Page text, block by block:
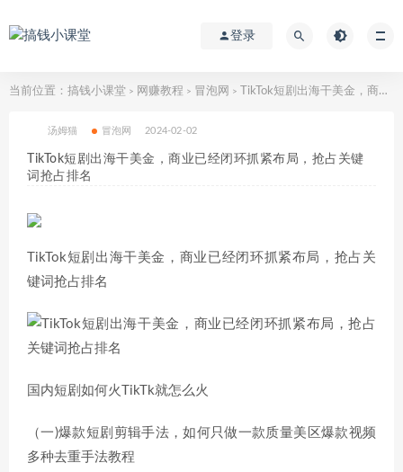
登录
当前位置： 搞钱小课堂 > 网赚教程 > 冒泡网 > TikTok短剧出海干美金，商业已经闭环抓紧布局，抢占关键词抢占排名
汤姆猫 冒泡网 2024-02-02
TikTok短剧出海干美金，商业已经闭环抓紧布局，抢占关键
词抢占排名
TikTok短剧出海干美金，商业已经闭环抓紧布局，抢占关
键词抢占排名
国内短剧如何火TikTk就怎么火
（一)爆款短剧剪辑手法，如何只做一款质量美区爆款视频
多种去重手法教程